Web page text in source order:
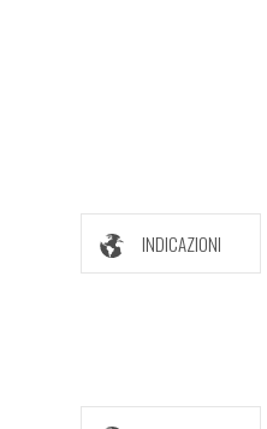
INDICAZIONI